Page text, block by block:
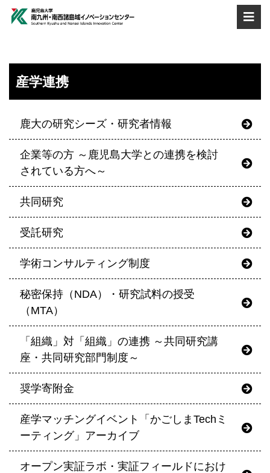
産学連携
鹿大の研究シーズ・研究者情報
企業等の方 ～鹿児島大学との連携を検討
されている方へ～
共同研究
受託研究
学術コンサルティング制度
秘密保持（NDA）・研究試料の授受
（MTA）
「組織」対「組織」の連携 ～共同研究講
座・共同研究部門制度～
奨学寄附金
産学マッチングイベント「かごしまTechミ
ーティング」アーカイブ
オープン実証ラボ・実証フィールドにおけ